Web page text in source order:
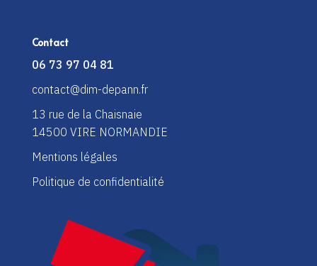
Contact
06 73 97 04 81
contact@dim-depann.fr
13 rue de la Chaisnaie
14500 VIRE NORMANDIE
Mentions légales
Politique de confidentialité